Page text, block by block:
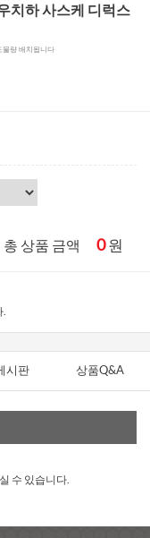
치하 사스케 디럭스
량 배치됩니다
총 상품 금액 0원
시판 상품Q&A
수 있습니다.